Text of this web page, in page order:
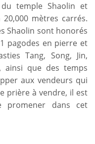
temple Shaolin et
mètres carrés.
Shaolin sont honorés
pagodes en pierre et
Tang, Song, Jin,
ainsi que des temps
aux vendeurs qui
prière à vendre, il est
promener dans cet